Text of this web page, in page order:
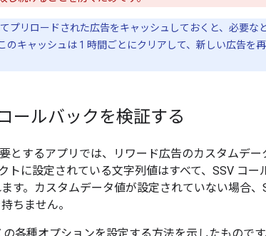
プリロードされた広告をキャッシュしておくと、必要な
キャッシュは 1 時間ごとにクリアして、新しい広告を
ールバックを検証する
とするアプリでは、リワード広告のカスタムデー
に設定されている文字列値はすべて、SSV コー
す。カスタムデータ値が設定されていない場合、
ちません。